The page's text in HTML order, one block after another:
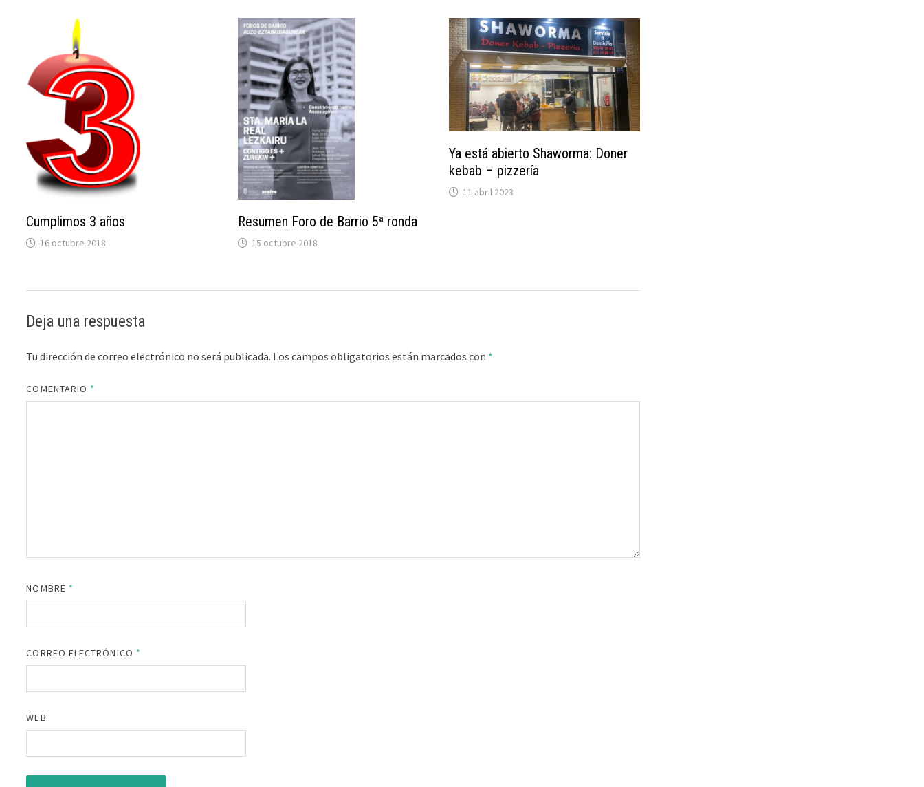
Cumplimos 3 años
16 octubre 2018
Resumen Foro de Barrio 5ª ronda
15 octubre 2018
Ya está abierto Shaworma: Doner
kebab – pizzería
11 abril 2023
Deja una respuesta
Tu dirección de correo electrónico no será publicada. Los campos obligatorios están marcados con *
COMENTARIO *
NOMBRE *
CORREO ELECTRÓNICO *
WEB